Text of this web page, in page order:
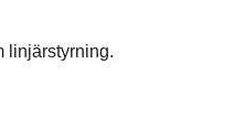
linjärstyrning.